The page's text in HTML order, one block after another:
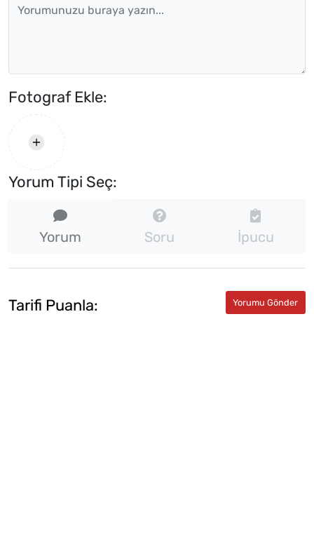
Fotograf Ekle:
Yorum Tipi Seç:
Yorum Soru İpucu
Tarifi Puanla: